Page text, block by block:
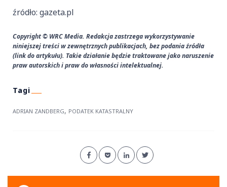
źródło: gazeta.pl
Copyright © WRC Media. Redakcja zastrzega wykorzystywanie
niniejszej treści w zewnętrznych publikacjach, bez podania źródła
(link do artykułu). Takie działanie będzie traktowane jako naruszenie
praw autorskich i praw do własności intelektualnej.
ADRIAN ZANDBERG, PODATEK KATASTRALNY